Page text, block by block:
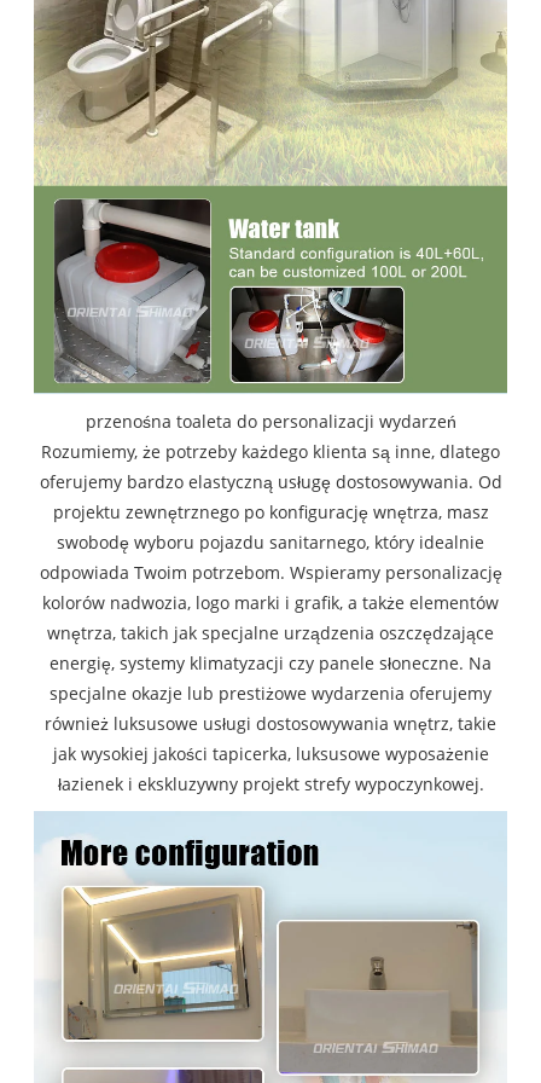
przenośna toaleta do personalizacji wydarzeń
Rozumiemy, że potrzeby każdego klienta są inne, dlatego
oferujemy bardzo elastyczną usługę dostosowywania. Od
projektu zewnętrznego po konfigurację wnętrza, masz
swobodę wyboru pojazdu sanitarnego, który idealnie
odpowiada Twoim potrzebom. Wspieramy personalizację
kolorów nadwozia, logo marki i grafik, a także elementów
wnętrza, takich jak specjalne urządzenia oszczędzające
energię, systemy klimatyzacji czy panele słoneczne. Na
specjalne okazje lub prestiżowe wydarzenia oferujemy
również luksusowe usługi dostosowywania wnętrz, takie
jak wysokiej jakości tapicerka, luksusowe wyposażenie
łazienek i ekskluzywny projekt strefy wypoczynkowej.